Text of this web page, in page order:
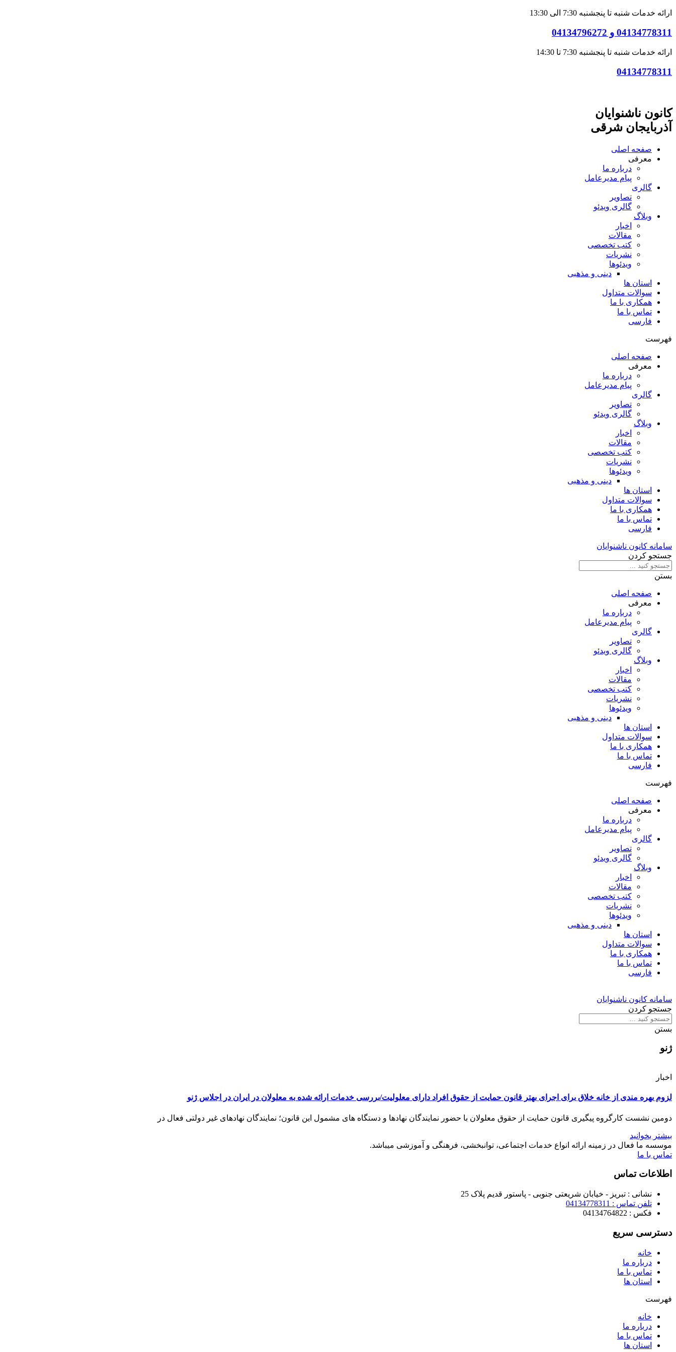
ارائه خدمات شنبه تا پنجشنبه 7:30 الی 13:30
04134778311 و 04134796272
ارائه خدمات شنبه تا پنجشنبه 7:30 تا 14:30
04134778311
کانون ناشنوایان
آذربایجان شرقی
صفحه اصلی
معرفی
درباره ما
پیام مدیرعامل
گالری
تصاویر
گالری ویدئو
وبلاگ
اخبار
مقالات
کتب تخصصی
نشریات
ویدئوها
دینی و مذهبی
استان ها
سوالات متداول
همکاری با ما
تماس با ما
فارسی
فهرست
صفحه اصلی
معرفی
درباره ما
پیام مدیرعامل
گالری
تصاویر
گالری ویدئو
وبلاگ
اخبار
مقالات
کتب تخصصی
نشریات
ویدئوها
دینی و مذهبی
استان ها
سوالات متداول
همکاری با ما
تماس با ما
فارسی
سامانه کانون ناشنوایان
جستجو کردن
بستن
صفحه اصلی
معرفی
درباره ما
پیام مدیرعامل
گالری
تصاویر
گالری ویدئو
وبلاگ
اخبار
مقالات
کتب تخصصی
نشریات
ویدئوها
دینی و مذهبی
استان ها
سوالات متداول
همکاری با ما
تماس با ما
فارسی
فهرست
صفحه اصلی
معرفی
درباره ما
پیام مدیرعامل
گالری
تصاویر
گالری ویدئو
وبلاگ
اخبار
مقالات
کتب تخصصی
نشریات
ویدئوها
دینی و مذهبی
استان ها
سوالات متداول
همکاری با ما
تماس با ما
فارسی
سامانه کانون ناشنوایان
جستجو کردن
بستن
ژنو
اخبار
لزوم بهره مندی از خانه خلاق برای اجرای بهتر قانون حمایت از حقوق افراد دارای معلولیت/بررسی خدمات ارائه شده به معلولان در ایران در اجلاس ژنو
دومین نشست کارگروه پیگیری قانون حمایت از حقوق معلولان با حضور نمایندگان نهادها و دستگاه های مشمول این قانون؛ نمایندگان نهادهای غیر دولتی فعال در
بیشتر بخوانید
موسسه ما فعال در زمینه ارائه انواع خدمات اجتماعی، توانبخشی، فرهنگی و آموزشی میباشد.
تماس با ما
اطلاعات تماس
نشانی : تبریز - خیابان شریعتی جنوبی - پاستور قدیم پلاک 25
تلفن تماس : 04134778311
فکس : 04134764822
دسترسی سریع
خانه
درباره ما
تماس با ما
استان ها
فهرست
خانه
درباره ما
تماس با ما
استان ها